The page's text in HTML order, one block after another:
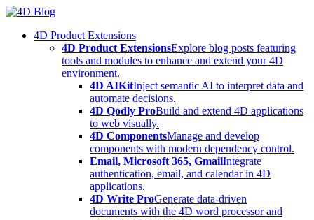
Skip
content4D Product Extensions
4D Product ExtensionsExplore blog posts featuring
tools and modules to enhance and extend your 4D
environment.
4D AIKitInject semantic AI to interpret data and
automate decisions.
4D Qodly ProBuild and extend 4D applications
to web visually.
4D ComponentsManage and develop
components with modern dependency control.
Email, Microsoft 365, GmailIntegrate
authentication, email, and calendar in 4D
applications.
4D Write ProGenerate data-driven
documents with the 4D word processor and